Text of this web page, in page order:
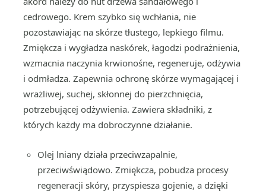
cedrowego. Krem szybko się wchłania, nie
pozostawiając na skórze tłustego, lepkiego filmu.
Zmiękcza i wygładza naskórek, łagodzi podrażnienia,
wzmacnia naczynia krwionośne, regeneruje, odżywia
i odmładza. Zapewnia ochronę skórze wymagającej i
wrażliwej, suchej, skłonnej do pierzchnięcia,
potrzebującej odżywienia. Zawiera składniki, z
których każdy ma dobroczynne działanie.
Olej lniany działa przeciwzapalnie,
przeciwświądowo. Zmiękcza, pobudza procesy
regeneracji skóry, przyspiesza gojenie, a dzięki